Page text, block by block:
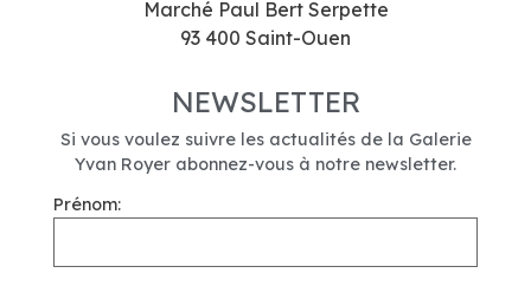
Marché Paul Bert Serpette
93 400 Saint-Ouen
NEWSLETTER
Si vous voulez suivre les actualités de la Galerie
Yvan Royer abonnez-vous à notre newsletter.
Prénom: